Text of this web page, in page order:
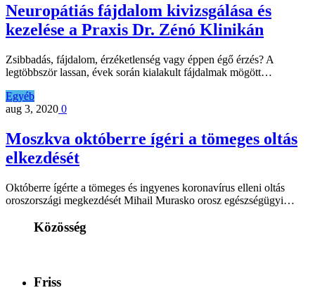
Neuropátiás fájdalom kivizsgálása és
kezelése a Praxis Dr. Zénó Klinikán
Zsibbadás, fájdalom, érzéketlenség vagy éppen égő érzés? A
legtöbbször lassan, évek során kialakult fájdalmak mögött…
Egyéb
aug 3, 2020 0
Moszkva októberre ígéri a tömeges oltás
elkezdését
Októberre ígérte a tömeges és ingyenes koronavírus elleni oltás
oroszországi megkezdését Mihail Murasko orosz egészségügyi…
Közösség
Friss